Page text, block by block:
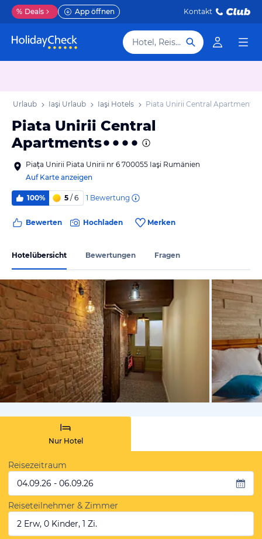
% Deals App öffnen Kontakt
Hotel, Reiseziel
Urlaub Iaşi Urlaub Iaşi Hotels Piata Unirii Central Apartments
Piata Unirii Central
Apartments
Piața Unirii Piata Unirii nr 6 700055 Iaşi Rumänien
Auf Karte anzeigen
100% 5 / 6 1 Bewertung
Bewerten Hochladen Merken
Hotelübersicht Bewertungen Fragen
von
Nur Hotel
Reisezeitraum
04.09.26 - 06.09.26
Reiseteilnehmer & Zimmer
2 Erw, 0 Kinder, 1 Zi.